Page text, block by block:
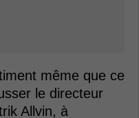
même que ce
le directeur
Allvin, à